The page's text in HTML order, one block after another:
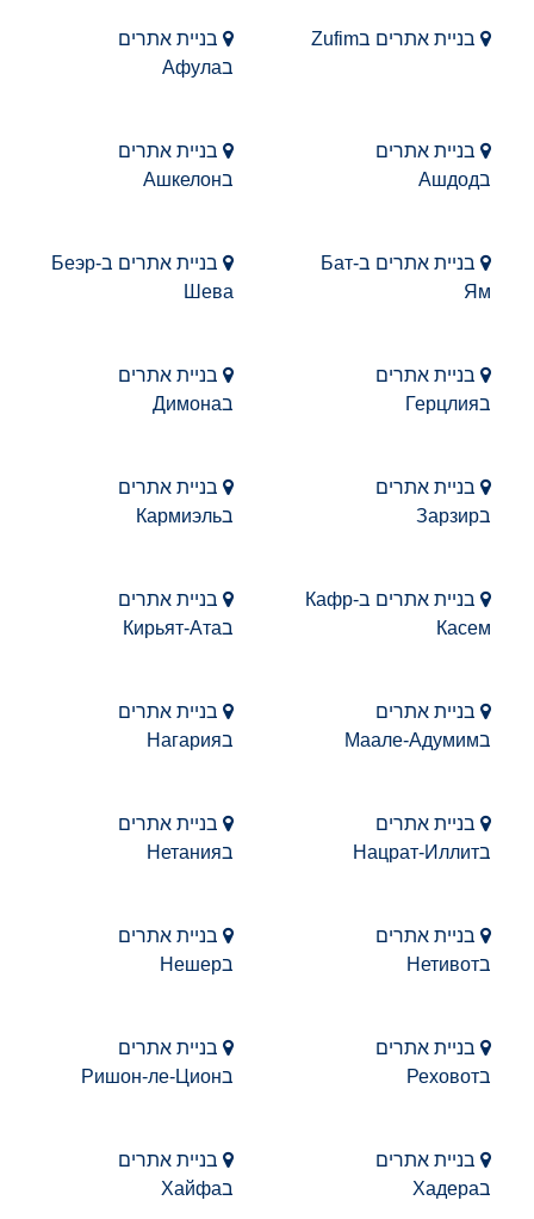
בניית אתרים בZufim
בניית אתרים
בАфула
בניית אתרים
בАшдод
בניית אתרים
בАшкелон
בניית אתרים בБат-
Ям
בניית אתרים בБеэр-
Шева
בניית אתרים
בГерцлия
בניית אתרים
בДимона
בניית אתרים
בЗарзир
בניית אתרים
בКармиэль
בניית אתרים בКафр-
Касем
בניית אתרים
בКирьят-Ата
בניית אתרים
בМаале-Адумим
בניית אתרים
בНагария
בניית אתרים
בНацрат-Иллит
בניית אתרים
בНетания
בניית אתרים
בНетивот
בניית אתרים
בНешер
בניית אתרים
בРеховот
בניית אתרים
בРишон-ле-Цион
בניית אתרים
בХадера
בניית אתרים
בХайфа